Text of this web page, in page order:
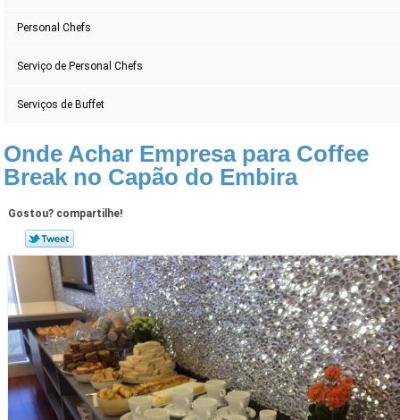
Personal Chefs
Serviço de Personal Chefs
Serviços de Buffet
Onde Achar Empresa para Coffee
Break no Capão do Embira
Gostou? compartilhe!